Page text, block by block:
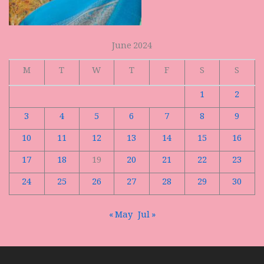
June 2024
M
T W T F S
S
1
2
3
4 5 6 7 8
9
10
11 12 13 14 15
16
17
18 19 20 21 22
23
24
25 26 27 28 29 30
« May Jul »